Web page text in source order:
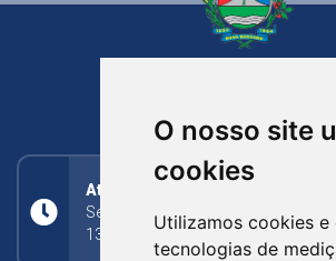
O nosso site
cookies
Utilizamos cookies e
tecnologias de
Atendimento
Segunda a Sexta: 8h às 11h30min
13h30min às 17h (tarde)